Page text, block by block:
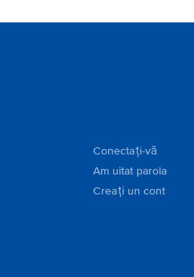
Conectați-vă
Am uitat parola
Creați un cont